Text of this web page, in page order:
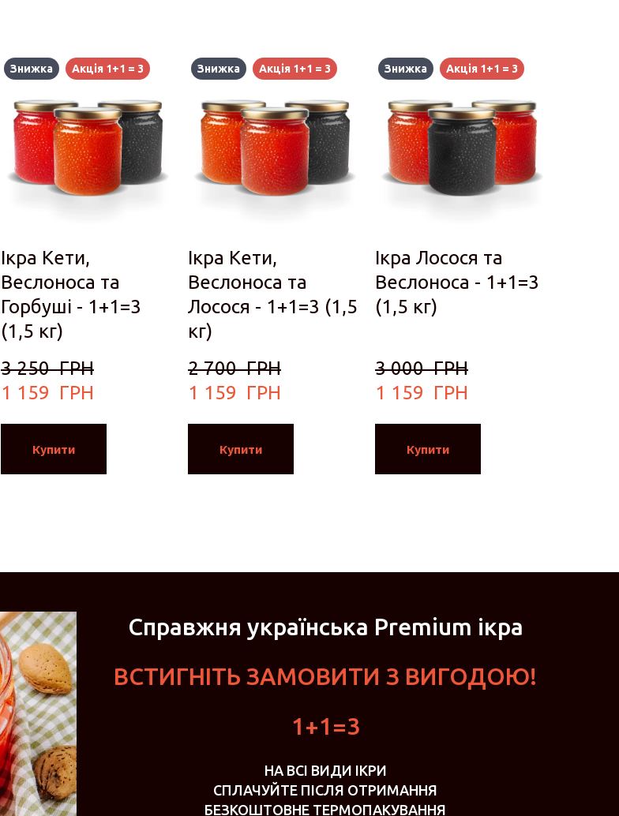
Знижка Акція 1+1 = 3
Ікра Кети,
Веслоноса та
Горбуші - 1+1=3
(1,5 кг)
3 250  ГРН
1 159  ГРН
Купити
Знижка Акція 1+1 = 3
Ікра Кети,
Веслоноса та
Лосося - 1+1=3 (1,5
кг)
2 700  ГРН
1 159  ГРН
Купити
Знижка Акція 1+1 = 3
Ікра Лосося та
Веслоноса - 1+1=3
(1,5 кг)
3 000  ГРН
1 159  ГРН
Купити
Справжня українська Premium ікра
ВСТИГНІТЬ ЗАМОВИТИ З ВИГОДОЮ!
1+1=3
НА ВСІ ВИДИ ІКРИ
СПЛАЧУЙТЕ ПІСЛЯ ОТРИМАННЯ
БЕЗКОШТОВНЕ ТЕРМОПАКУВАННЯ